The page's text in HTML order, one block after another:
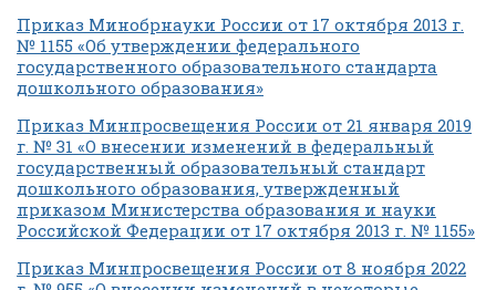
Приказ Минобрнауки России от 17 октября 2013 г.
№ 1155 «Об утверждении федерального
государственного образовательного стандарта
дошкольного образования»
Приказ Минпросвещения России от 21 января 2019
г. № 31 «О внесении изменений в федеральный
государственный образовательный стандарт
дошкольного образования, утвержденный
приказом Министерства образования и науки
Российской Федерации от 17 октября 2013 г. № 1155»
Приказ Минпросвещения России от 8 ноября 2022